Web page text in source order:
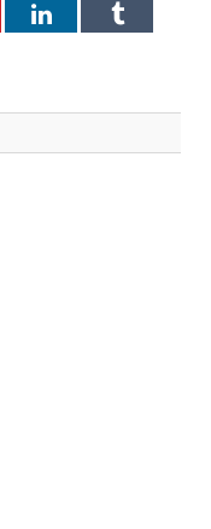
LinkedInTumblr